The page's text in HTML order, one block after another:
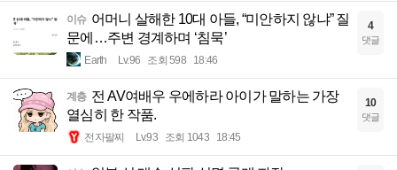
이슈 어머니 살해한 10대 아들, “미안하지 않냐” 질
문에…주변 경계하며 ‘침묵’
Earth Lv.96 조회 598 18:46
4
댓글
계층 전 AV여배우 우에하라 아이가 말하는 가장
열심히 한 작품.
전자팔찌 Lv.93 조회 1043 18:45
10
댓글